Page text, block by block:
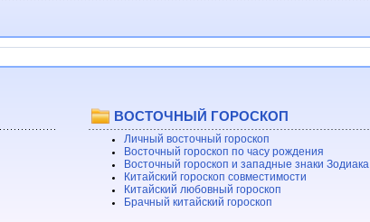
ВОСТОЧНЫЙ ГОРОСКОП
Личный восточный гороскоп
Восточный гороскоп по часу рождения
Восточный гороскоп и западные знаки Зодиака
Китайский гороскоп совместимости
Китайский любовный гороскоп
Брачный китайский гороскоп